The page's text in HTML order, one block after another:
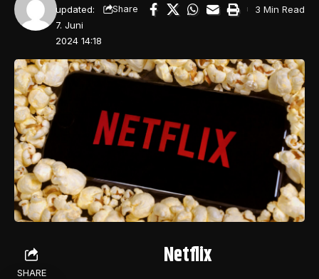
updated:
7. Juni
2024 14:18
Share 3 Min Read
SHARE
Netflix